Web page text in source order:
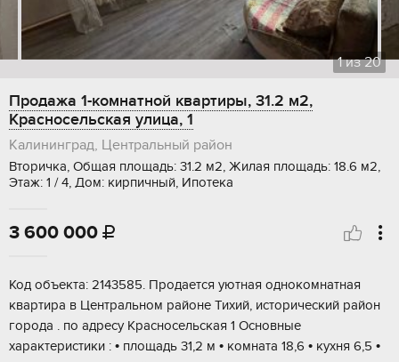
1из20
Продажа 1-комнатной квартиры, 31.2 м2,
Красносельская улица, 1
Калининград, Центральный район
Вторичка, Общая площадь: 31.2 м2, Жилая площадь: 18.6 м2,
Этаж: 1 / 4, Дом: кирпичный, Ипотека
3 600 000 
Код объекта: 2143585. Продается уютная однокомнатная
квартира в Центральном районе Тихий, исторический район
города . по адресу Красносельская 1 Основные
характеристики : • площадь 31,2 м • комната 18,6 • кухня 6,5 •